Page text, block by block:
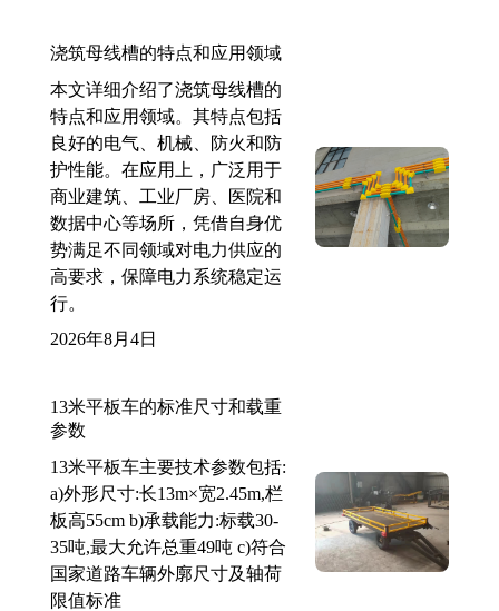
浇筑母线槽的特点和应用领域
本文详细介绍了浇筑母线槽的
特点和应用领域。其特点包括
良好的电气、机械、防火和防
护性能。在应用上，广泛用于
商业建筑、工业厂房、医院和
数据中心等场所，凭借自身优
势满足不同领域对电力供应的
高要求，保障电力系统稳定运
行。
2026年8月4日
13米平板车的标准尺寸和载重
参数
13米平板车主要技术参数包括:
a)外形尺寸:长13m×宽2.45m,栏
板高55cm b)承载能力:标载30-
35吨,最大允许总重49吨 c)符合
国家道路车辆外廓尺寸及轴荷
限值标准